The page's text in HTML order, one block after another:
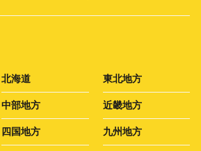
北海道 東北地方
中部地方 近畿地方
四国地方 九州地方